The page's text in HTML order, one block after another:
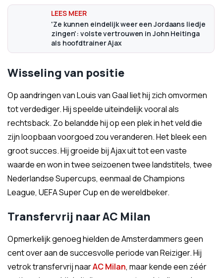
'Ze kunnen eindelijk weer een Jordaans liedje
zingen': volste vertrouwen in John Heitinga
als hoofdtrainer Ajax
Wisseling van positie
Op aandringen van Louis van Gaal liet hij zich omvormen
tot verdediger. Hij speelde uiteindelijk vooral als
rechtsback. Zo belandde hij op een plek in het veld die
zijn loopbaan voorgoed zou veranderen. Het bleek een
groot succes. Hij groeide bij Ajax uit tot een vaste
waarde en won in twee seizoenen twee landstitels, twee
Nederlandse Supercups, eenmaal de Champions
League, UEFA Super Cup en de wereldbeker.
Transfervrij naar AC Milan
Opmerkelijk genoeg hielden de Amsterdammers geen
cent over aan de succesvolle periode van Reiziger. Hij
vetrok transfervrij naarAC Milan, maar kende een zéér